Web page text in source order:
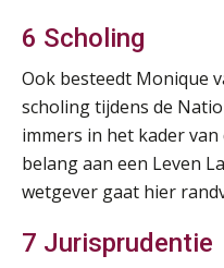
6 Scholing
Ook besteedt Monique
scholing tijdens de
immers in het kader
belang aan een Leven
wetgever gaat hier
7 Jurisprudentie
25
AUG
25
AUG
25